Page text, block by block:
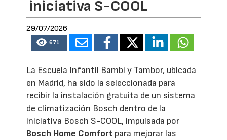
iniciativa S-COOL
29/07/2026
671
La Escuela Infantil Bambi y Tambor, ubicada
en Madrid, ha sido la seleccionada para
recibir la instalación gratuita de un sistema
de climatización Bosch dentro de la
iniciativa Bosch S-COOL, impulsada por
Bosch Home Comfort para mejorar las